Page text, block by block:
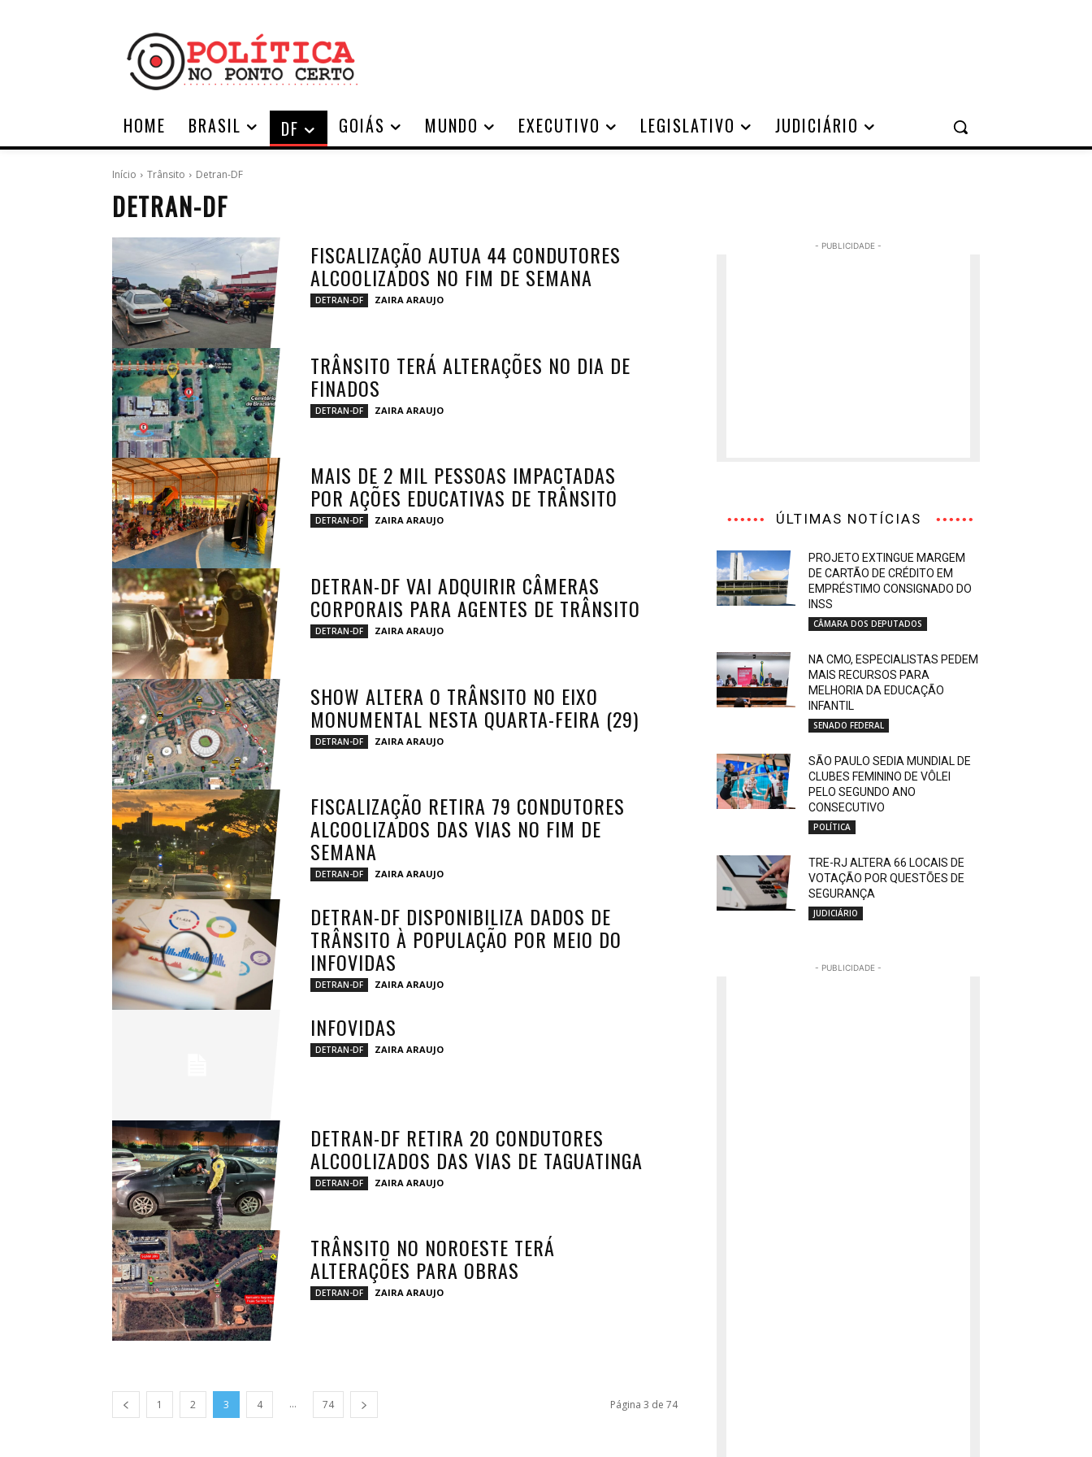
HOME BRASIL DF GOIÁS MUNDO EXECUTIVO LEGISLATIVO JUDICIÁRIO
Início Trânsito Detran-DF
DETRAN-DF
FISCALIZAÇÃO AUTUA 44 CONDUTORES
ALCOOLIZADOS NO FIM DE SEMANA
DETRAN-DF ZAIRA ARAUJO
TRÂNSITO TERÁ ALTERAÇÕES NO DIA DE
FINADOS
DETRAN-DF ZAIRA ARAUJO
MAIS DE 2 MIL PESSOAS IMPACTADAS
POR AÇÕES EDUCATIVAS DE TRÂNSITO
DETRAN-DF ZAIRA ARAUJO
DETRAN-DF VAI ADQUIRIR CÂMERAS
CORPORAIS PARA AGENTES DE TRÂNSITO
DETRAN-DF ZAIRA ARAUJO
SHOW ALTERA O TRÂNSITO NO EIXO
MONUMENTAL NESTA QUARTA-FEIRA (29)
DETRAN-DF ZAIRA ARAUJO
FISCALIZAÇÃO RETIRA 79 CONDUTORES
ALCOOLIZADOS DAS VIAS NO FIM DE
SEMANA
DETRAN-DF ZAIRA ARAUJO
DETRAN-DF DISPONIBILIZA DADOS DE
TRÂNSITO À POPULAÇÃO POR MEIO DO
INFOVIDAS
DETRAN-DF ZAIRA ARAUJO
INFOVIDAS
DETRAN-DF ZAIRA ARAUJO
DETRAN-DF RETIRA 20 CONDUTORES
ALCOOLIZADOS DAS VIAS DE TAGUATINGA
DETRAN-DF ZAIRA ARAUJO
TRÂNSITO NO NOROESTE TERÁ
ALTERAÇÕES PARA OBRAS
DETRAN-DF ZAIRA ARAUJO
1 2 3 4 ... 74 Página 3 de 74
- PUBLICIDADE -
ÚLTIMAS NOTÍCIAS
PROJETO EXTINGUE MARGEM
DE CARTÃO DE CRÉDITO EM
EMPRÉSTIMO CONSIGNADO DO
INSS
CÂMARA DOS DEPUTADOS
NA CMO, ESPECIALISTAS PEDEM
MAIS RECURSOS PARA
MELHORIA DA EDUCAÇÃO
INFANTIL
SENADO FEDERAL
SÃO PAULO SEDIA MUNDIAL DE
CLUBES FEMININO DE VÔLEI
PELO SEGUNDO ANO
CONSECUTIVO
POLÍTICA
TRE-RJ ALTERA 66 LOCAIS DE
VOTAÇÃO POR QUESTÕES DE
SEGURANÇA
JUDICIÁRIO
- PUBLICIDADE -